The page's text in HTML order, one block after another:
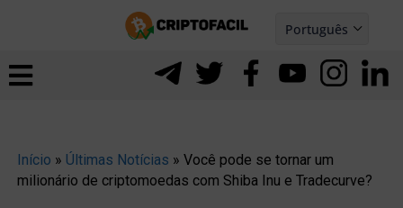
Português
Español
Início » Últimas Notícias » Você pode se tornar um
milionário de criptomoedas com Shiba Inu e Tradecurve?